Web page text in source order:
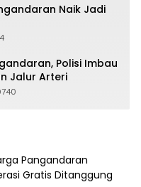
Naik Jadi
Polisi Imbau
Jalur Arteri
Pangandaran
Gratis Ditanggung